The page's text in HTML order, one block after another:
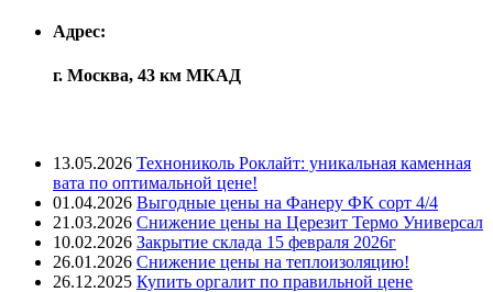
Адрес:
г. Москва, 43 км МКАД
13.05.2026 Технониколь Роклайт: уникальная каменная
вата по оптимальной цене!
01.04.2026 Выгодные цены на Фанеру ФК сорт 4/4
21.03.2026 Снижение цены на Церезит Термо Универсал
10.02.2026 Закрытие склада 15 февраля 2026г
26.01.2026 Снижение цены на теплоизоляцию!
26.12.2025 Купить оргалит по правильной цене